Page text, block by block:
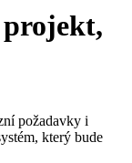
požadavky i
který bude